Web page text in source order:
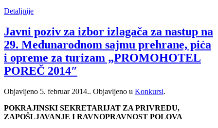
Detaljnije
Javni poziv za izbor izlagača za nastup na
29. Međunarodnom sajmu prehrane, pića
i opreme za turizam „PROMOHOTEL
POREČ 2014″
Objavljeno 5. februar 2014.. Objavljeno u Konkursi.
POKRAJINSKI SEKRETARIJAT ZA PRIVREDU,
ZAPOŠLJAVANJE I RAVNOPRAVNOST POLOVA